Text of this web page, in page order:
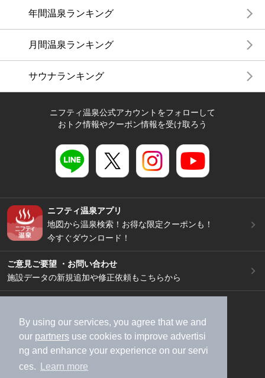
By using our services, you agree that we and
our partners use cookies to improve advertisi
ng and enhance your experience on our servi
ces.
Learn more
年間温泉ランキング
月間温泉ランキング
サウナランキング
ニフティ温泉公式アカウントをフォローして
おトク情報やクーポン情報を受け取ろう
ニフティ温泉アプリ
地図から温泉検索！お得な限定クーポンも！
今すぐダウンロード！
ご意見ご要望 ・お問い合わせ
施設データの新規追加や修正依頼もこちらから
加盟店募集（資料請求）
広告出稿のご案内
利用規約
ライフスタイルMEMBERS+規約
特定商取引法に基づく表記
ヘルプ
採用情報
運営会社